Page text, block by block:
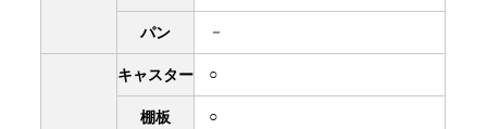
パン －
キャスター ○
棚板 ○